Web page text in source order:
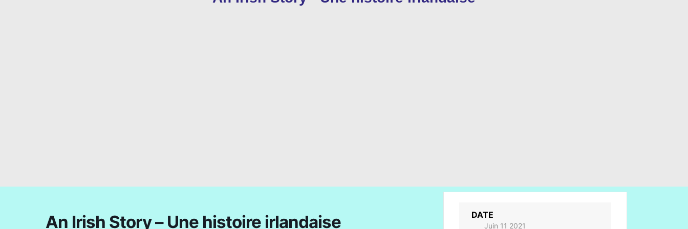
An Irish Story – Une histoire irlandaise DATE
Juin 11 2021